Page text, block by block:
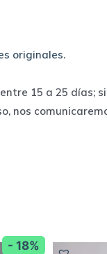
originales.
15 a 25 días;
nos
- 18%